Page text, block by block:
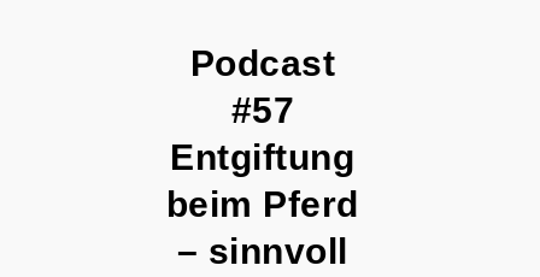
Podcast
#57
Entgiftung
beim Pferd
– sinnvoll